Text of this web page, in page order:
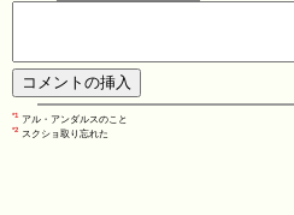
*1 アル・アンダルスのこと
*2 スクショ取り忘れた